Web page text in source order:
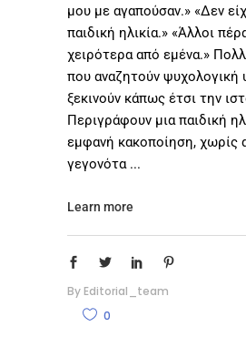
μου με αγαπούσαν.» «Δεν
παιδική ηλικία.» «Άλλοι
χειρότερα από εμένα.»
που αναζητούν ψυχολογική
ξεκινούν κάπως έτσι την
Περιγράφουν μια παιδική
εμφανή κακοποίηση, χωρίς
γεγονότα
Learn more
By Editorial_team
0